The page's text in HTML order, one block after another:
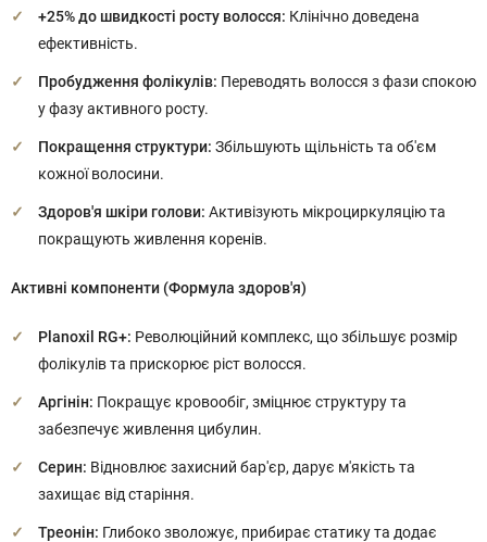
+25% до швидкості росту волосся: Клінічно доведена
ефективність.
Пробудження фолікулів: Переводять волосся з фази спокою
у фазу активного росту.
Покращення структури: Збільшують щільність та об'єм
кожної волосини.
Здоров'я шкіри голови: Активізують мікроциркуляцію та
покращують живлення коренів.
Активні компоненти (Формула здоров'я)
Planoxil RG+: Революційний комплекс, що збільшує розмір
фолікулів та прискорює ріст волосся.
Аргінін: Покращує кровообіг, зміцнює структуру та
забезпечує живлення цибулин.
Серин: Відновлює захисний бар'єр, дарує м'якість та
захищає від старіння.
Треонін: Глибоко зволожує, прибирає статику та додає